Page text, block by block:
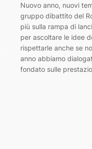
Nuovo anno, nuovi
gruppo dibattito del
più sulla rampa di
per ascoltare le idee
rispettarle anche se
anno abbiamo
fondato sulle